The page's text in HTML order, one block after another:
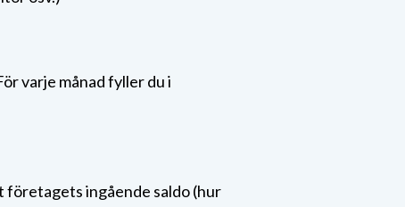
varje månad fyller du i
företagets ingående saldo (hur